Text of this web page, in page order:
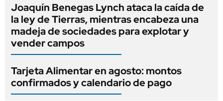
Joaquín Benegas Lynch ataca la caída de
la ley de Tierras, mientras encabeza una
madeja de sociedades para explotar y
vender campos
Tarjeta Alimentar en agosto: montos
confirmados y calendario de pago